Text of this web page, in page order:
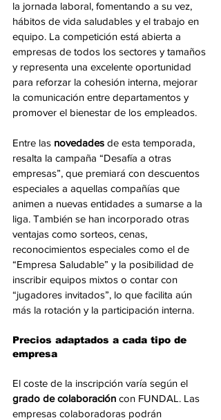
la jornada laboral, fomentando a su vez,
hábitos de vida saludables y el trabajo en
equipo. La competición está abierta a
empresas de todos los sectores y tamaños
y representa una excelente oportunidad
para reforzar la cohesión interna, mejorar
la comunicación entre departamentos y
promover el bienestar de los empleados.
Entre las novedades de esta temporada,
resalta la campaña “Desafía a otras
empresas”, que premiará con descuentos
especiales a aquellas compañías que
animen a nuevas entidades a sumarse a la
liga. También se han incorporado otras
ventajas como sorteos, cenas,
reconocimientos especiales como el de
“Empresa Saludable” y la posibilidad de
inscribir equipos mixtos o contar con
“jugadores invitados”, lo que facilita aún
más la rotación y la participación interna.
Precios adaptados a cada tipo de
empresa
El coste de la inscripción varía según el
grado de colaboración con FUNDAL. Las
empresas colaboradoras podrán